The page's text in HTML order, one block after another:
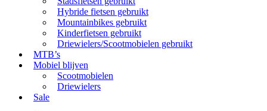
Hybride fietsen gebruikt
Mountainbikes gebruikt
Kinderfietsen gebruikt
Driewielers/Scootmobielen gebruikt
MTB’s
Mobiel blijven
Scootmobielen
Driewielers
Sale